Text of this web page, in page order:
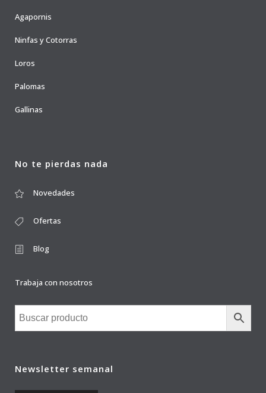
Agapornis
Ninfas y Cotorras
Loros
Palomas
Gallinas
No te pierdas nada
Novedades
Ofertas
Blog
Trabaja con nosotros
Newsletter semanal